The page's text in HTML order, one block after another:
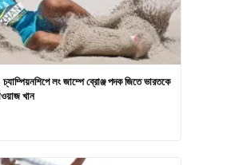
লং জাম্পে ব্রোঞ্জ পদক জিতে ভারতকে
খান